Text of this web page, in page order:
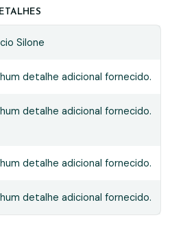
Silone
detalhe adicional fornecido.
detalhe adicional fornecido.
detalhe adicional fornecido.
detalhe adicional fornecido.